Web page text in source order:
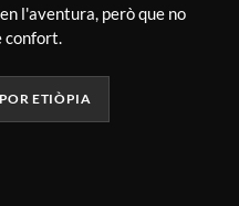
l'aventura, però que no
confort.
ETIÒPIA